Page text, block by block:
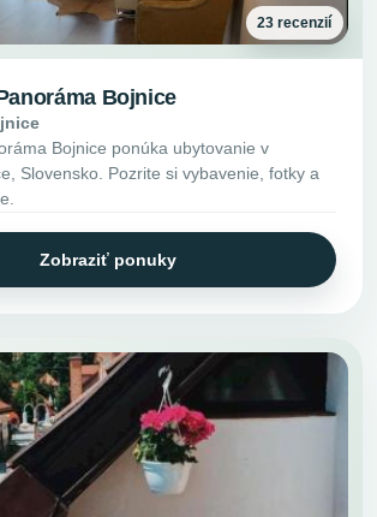
23 recenzií
Bojnice
Bojnice ponúka ubytovanie v
Slovensko. Pozrite si vybavenie, fotky a
Zobraziť ponuky